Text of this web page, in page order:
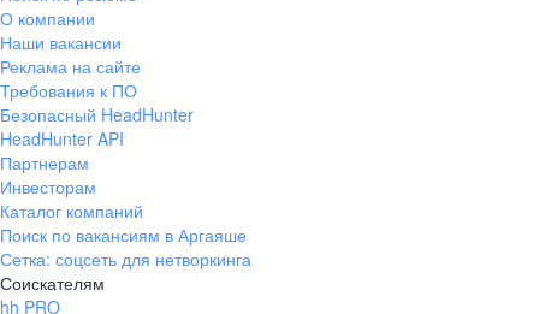
О компании
Наши вакансии
Реклама на сайте
Требования к ПО
Безопасный HeadHunter
HeadHunter API
Партнерам
Инвесторам
Каталог компаний
Поиск по вакансиям в Аргаяше
Сетка: соцсеть для нетворкинга
Соискателям
hh PRO